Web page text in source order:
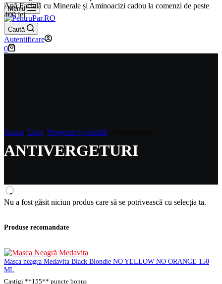
Apă Facială cu Minerale și Aminoacizi cadou la comenzi de peste
400 lei
Meniu
Caută
Autentificare
Coș
0
Acasa Corp Vergeturi și celulită
ANTIVERGETURI
Nu a fost găsit niciun produs care să se potrivească cu selecția ta.
Produse recomandate
Masca neagra Medavita Black Blondie NO YELLOW NO ORANGE 150
ML
Castigi **155** puncte bonus